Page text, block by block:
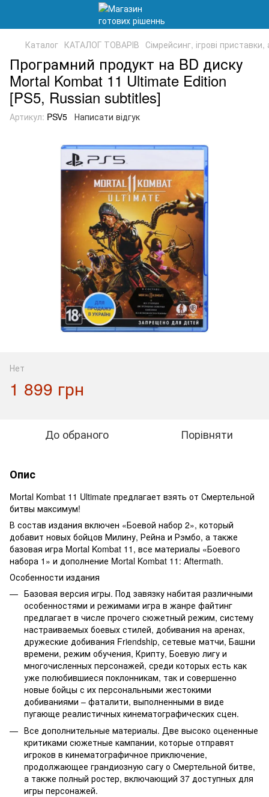
Каталог КАТАЛОГ ТОВАРІВ Сімрейсинг, ігрові
Програмний продукт на BD диску
Mortal Kombat 11 Ultimate Edition
[PS5, Russian subtitles]
Артикул: PSV5 Написати відгук
Нет
1 899 грн
До обраного Порівняти
Опис
Mortal Kombat 11 Ultimate предлагает взять от Смертельной
битвы максимум!
В состав издания включен «Боевой набор 2», который
добавит новых бойцов Милину, Рейна и Рэмбо, а также
базовая игра Mortal Kombat 11, все материалы «Боевого
набора 1» и дополнение Mortal Kombat 11: Aftermath.
Особенности издания
Базовая версия игры. Под завязку набитая различными
особенностями и режимами игра в жанре файтинг
предлагает в числе прочего сюжетный режим, систему
настраиваемых боевых стилей, добивания на аренах,
дружеские добивания Friendship, сетевые матчи, Башни
времени, режим обучения, Крипту, Боевую лигу и
многочисленных персонажей, среди которых есть как
уже полюбившиеся поклонникам, так и совершенно
новые бойцы с их персональными жестокими
добиваниями – фаталити, выполненными в виде
пугающе реалистичных кинематографических сцен.
Все дополнительные материалы. Две высоко оцененные
критиками сюжетные кампании, которые отправят
игроков в кинематографичное приключение,
продолжающее грандиозную сагу о Смертельной битве,
а также полный ростер, включающий 37 доступных для
игры персонажей.